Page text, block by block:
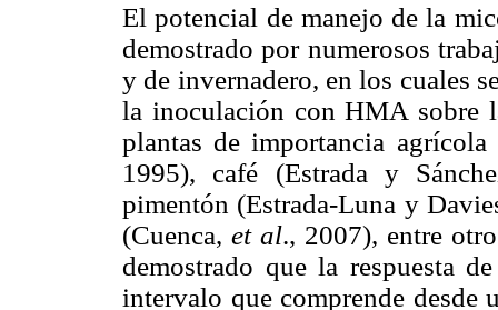
El potencial de manejo de la
demostrado por numerosos
y de invernadero, en los cuales
la inoculación con HMA sobre
plantas de importancia
1995), café (Estrada y
pimentón (Estrada-Luna y
(Cuenca, et al., 2007), entre
demostrado que la respuesta
intervalo que comprende desde